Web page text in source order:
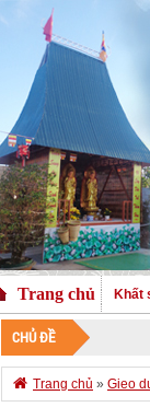
Trang chủ Khất
CHỦ ĐỀ
 Trang chủ » Gieo